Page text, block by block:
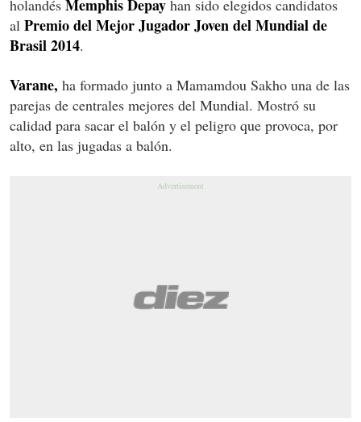
holandés Memphis Depay han sido elegidos candidatos
al Premio del Mejor Jugador Joven del Mundial de
Brasil 2014.
Varane, ha formado junto a Mamamdou Sakho una de las
parejas de centrales mejores del Mundial. Mostró su
calidad para sacar el balón y el peligro que provoca, por
alto, en las jugadas a balón.